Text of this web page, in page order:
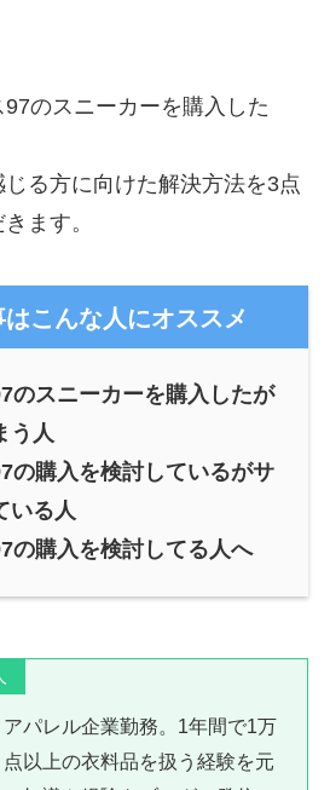
のスニーカーを購入した
る方に向けた解決方法を3点
ます。
はこんな人にオススメ
のスニーカーを購入したが
う人
の購入を検討しているがサ
いる人
の購入を検討してる人へ
アパレル企業勤務。1年間で1万
点以上の衣料品を扱う経験を元